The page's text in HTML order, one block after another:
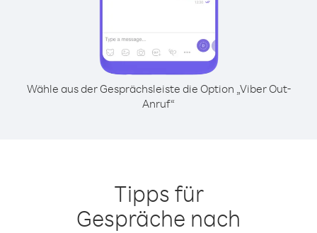
Wähle aus der Gesprächsleiste die Option „Viber Out-
Anruf“
Tipps für
Gespräche nach